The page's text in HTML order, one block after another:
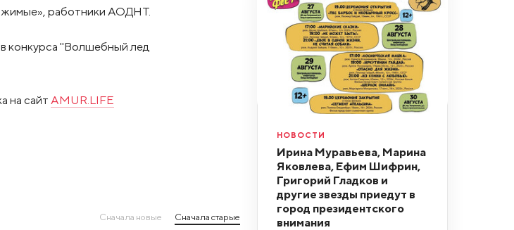
работники АОДНТ.
конкурса "Волшебный лед
на сайт AMUR.LIFE
Сначала новые Сначала старые
НОВОСТИ
Ирина Муравьева, Марина
Яковлева, Ефим Шифрин,
Григорий Гладков и
другие звезды приедут в
город президентского
внимания